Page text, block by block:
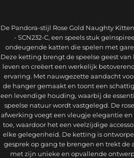
De Pandora-stijl Rose Gold Naughty
- SCN232-C, een speels stuk
ondeugende katten die spelen met
Deze ketting brengt de speelse geest
leven en creëert een werkelijk
ervaring. Met nauwgezette aandacht
de hanger gemaakt en toont een
een levendige houding, waarbij de
speelse natuur wordt vastgelegd. De
afwerking voegt een vleugje elegantie
toe, waardoor het een veelzijdige
elke gelegenheid. De ketting is
gesprek op gang te brengen en trekt de
met zijn unieke en opvallende